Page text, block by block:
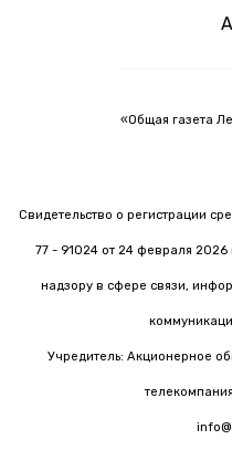
«Общая газета
Свидетельство о регистрации
77 - 91024 от 24 февраля
надзору в сфере связи,
Учредитель: Акционерное